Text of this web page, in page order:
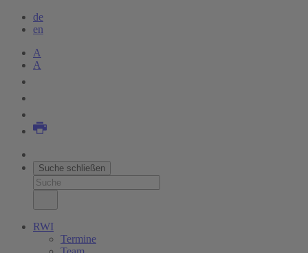
de
en
A
A
Suche schließen
RWI
Termine